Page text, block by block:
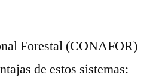
Forestal (CONAFOR)
de estos sistemas: